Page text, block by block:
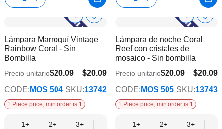
Show
Info
Añadir
la
deseos
Lámpara Marroquí Vintage
Rainbow Coral - Sin
Bombilla
$20.09
$15.62
Precio unitario$20.09
CODE: MOS 504 SKU:13742
1 Piece price, min order is 1
1+
2+
3+
9+
12+
15+
Show
Info
Lámpara de noche Coral
Reef con cristales de
mosaico - Sin bombilla
$20.09
$15.62
Precio unitario$20.09
CODE: MOS 505 SKU:13743
1 Piece price, min order is 1
1+
2+
3+